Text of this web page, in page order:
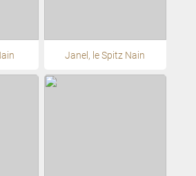
Janel, le Spitz Nain